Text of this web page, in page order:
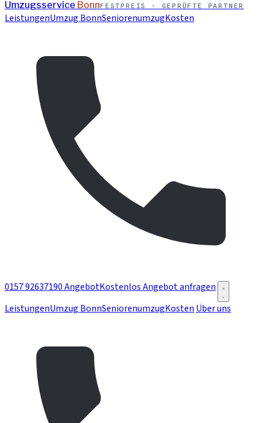
Umzugsservice BonnFESTPREIS · GEPRÜFTE PARTNER
LeistungenUmzug BonnSeniorenumzugKosten
0157 92637190AngebotKostenlos Angebot anfragen
LeistungenUmzug BonnSeniorenumzugKosten Über uns